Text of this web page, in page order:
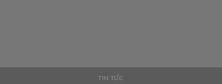
TIN TỨC